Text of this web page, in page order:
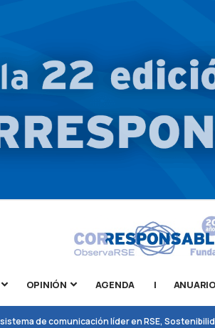
OPINIÓN AGENDA | ANUARIO
de comunicación líder en RSE,